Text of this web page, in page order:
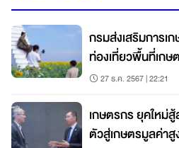
กรมส่งเสริมการเ
ท่องเที่ยวพื้นที่เกษ
27 ธ.ค. 2567 | 22:21
เกษตรกร ยุคใหม่
ตัวสู่เกษตรมูลค่า